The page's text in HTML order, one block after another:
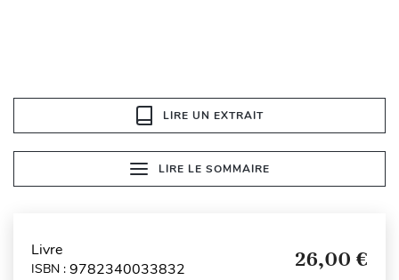
LIRE UN EXTRAIT
LIRE LE SOMMAIRE
Livre
ISBN : 9782340033832 26,00 €